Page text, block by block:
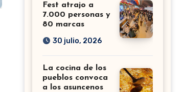
Fest atrajo a
7.000 personas y
80 marcas
30 julio, 2026
La cocina de los
pueblos convoca
a los asuncenos